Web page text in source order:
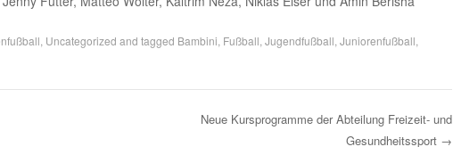
Uncategorized and tagged Bambini Fußball Jugendfußball Juniorenfußball
Neue Kursprogramme der Abteilung Freizeit- und
Gesundheitssport →